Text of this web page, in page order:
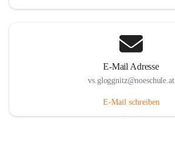
E-Mail Adresse
vs.gloggnitz@noeschule.at
E-Mail schreiben